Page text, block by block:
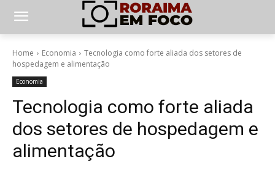
Home Economia
Tecnologia como forte aliada dos setores de
hospedagem e alimentação
Economia
Tecnologia como forte aliada
dos setores de hospedagem e
alimentação